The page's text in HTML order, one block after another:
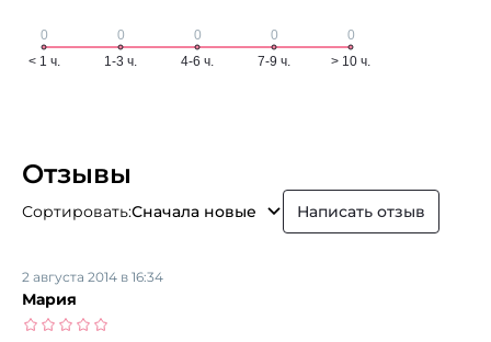
Отзывы
Сортировать:Сначала новые Написать отзыв
Мария
2 августа 2014 в 16:34